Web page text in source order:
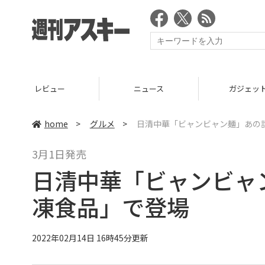
ニュース ガジェット
home > グルメ > 日清中華「ビャンビャン麺」あ
3月1日発売
日清中華「ビャンビ
凍食品」で登場
2022年02月14日 16時45分更新